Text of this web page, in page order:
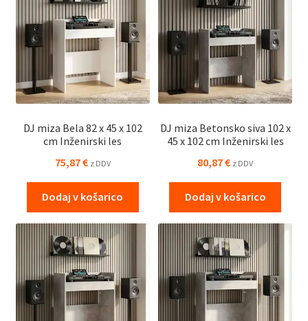
DJ miza Bela 82 x 45 x 102
cm Inženirski les
75,87€ z DDV
Dodaj v košarico
DJ miza Betonsko siva 102 x
45 x 102 cm Inženirski les
80,87€ z DDV
Dodaj v košarico